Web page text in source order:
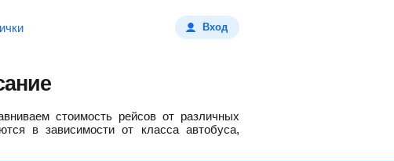
Вход
стоимость рейсов от различных
в зависимости от класса автобуса,